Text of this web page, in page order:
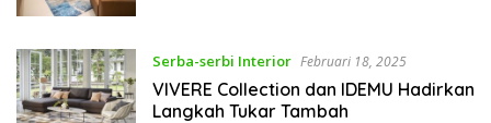
Serba-serbi Interior Februari 18, 2025
VIVERE Collection dan IDEMU Hadirkan
Langkah Tukar Tambah